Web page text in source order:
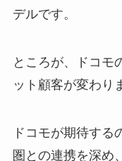
デルです。
ところが、ドコモ
ット顧客が変わり
ドコモが期待する
圏との連携を深め